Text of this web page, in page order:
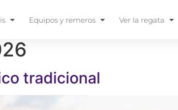
Equipos y remeros Ver la regata
tradicional